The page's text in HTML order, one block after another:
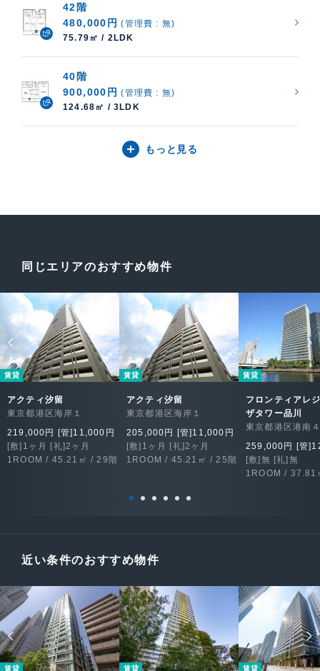
42階
480,000円 (管理費 : 無)
75.79㎡ / 2LDK
40階
900,000円 (管理費 : 無)
124.68㎡ / 3LDK
もっと見る
同じエリアのおすすめ物件
賃貸
アクティ汐留
東京都港区海岸１
219,000円 [管]11,000円
[敷]1ヶ月 [礼]2ヶ月
1ROOM / 45.21㎡ / 29階
賃貸
アクティ汐留
東京都港区海岸１
205,000円 [管]11,000円
[敷]1ヶ月 [礼]2ヶ月
1ROOM / 45.21㎡ / 25階
賃貸
フロンティアレ
ザタワー品川
東京都港区港南
259,000円 [管
[敷]無 [礼]無
1ROOM / 37.81
近い条件のおすすめ物件
賃貸 賃貸 賃貸